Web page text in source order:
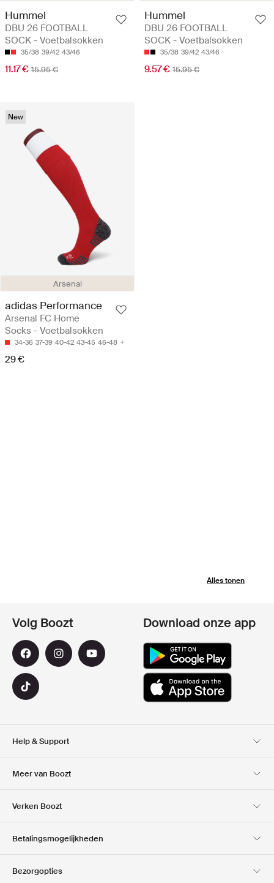
Hummel
DBU 26 FOOTBALL
SOCK - Voetbalsokken
35/38 39/42 43/46
11.17 € 15.95 €
Hummel
DBU 26 FOOTBALL
SOCK - Voetbalsokken
35/38 39/42 43/46
9.57 € 15.95 €
Arsenal
New
adidas Performance
Arsenal FC Home
Socks - Voetbalsokken
34-36 37-39 40-42 43-45 46-48
29 €
Alles tonen
Help & Support
Meer van Boozt
Club Boozt
Verken Boozt
Pers & locaties
Volg Boozt Download onze app
Betalingsmogelijkheden
Bezorgopties